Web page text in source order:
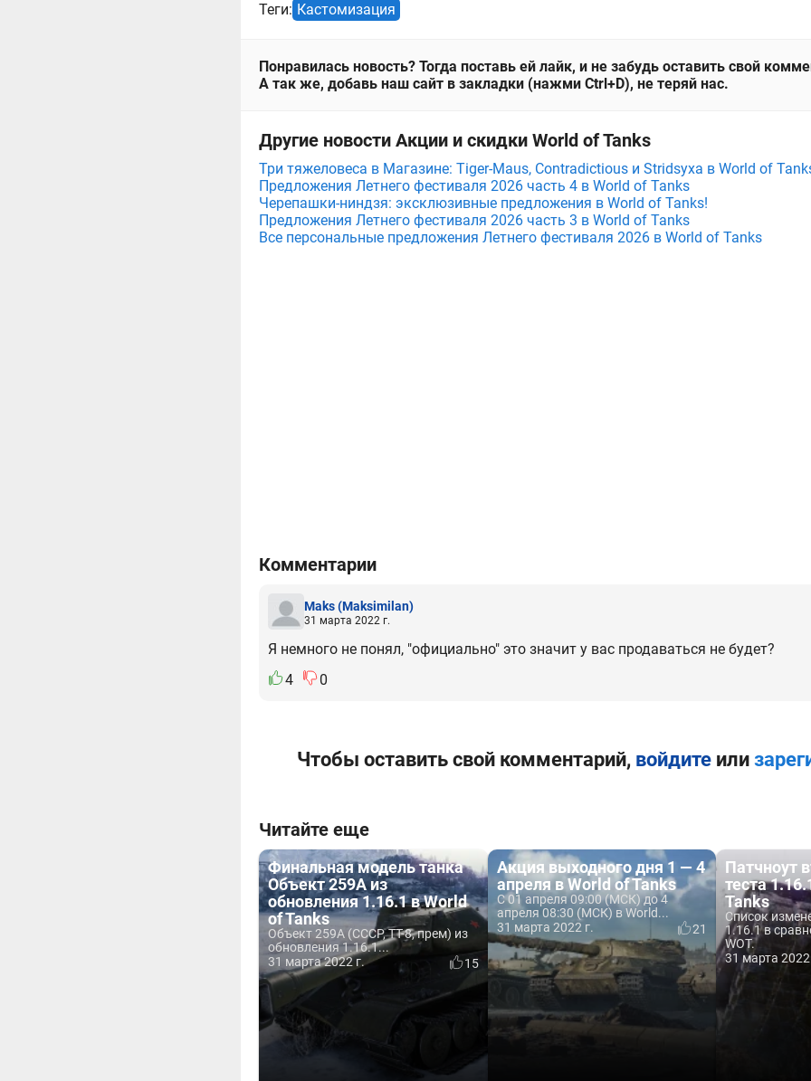
Теги: Кастомизация
Понравилась новость? Тогда поставь ей лайк, и не забудь оставить свой
А так же, добавь наш сайт в закладки (нажми Ctrl+D), не теряй нас.
Другие новости Акции и скидки World of Tanks
Три тяжеловеса в Магазине: Tiger-Maus, Contradictious и Stridsyxa в World of
Предложения Летнего фестиваля 2026 часть 4 в World of Tanks
Черепашки-ниндзя: эксклюзивные предложения в World of Tanks!
Предложения Летнего фестиваля 2026 часть 3 в World of Tanks
Все персональные предложения Летнего фестиваля 2026 в World of Tanks
Комментарии
Maks(Maksimilan)
31 марта 2022 г.
Я немного не понял, "официально" это значит у вас продаваться не будет?
4
0
Чтобы оставить свой комментарий, войдитеили
Читайте еще
Финальная модель танка
Объект 259А из
обновления 1.16.1 в World
of Tanks
Объект 259А (СССР, ТТ-8, прем) из
обновления 1.16.1...
31 марта 2022 г.
15
Акция выходного дня 1 — 4
апреля в World of Tanks
С 01 апреля 09:00 (МСК) до 4
апреля 08:30 (МСК) в World...
31 марта 2022 г.
21
Патчноут
теста
Tanks
Список
1.16.1 в
WOT.
31 марта 2022